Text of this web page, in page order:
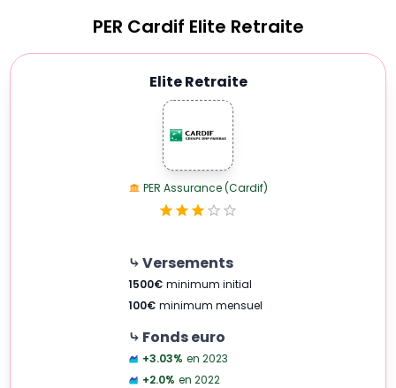
PER Cardif Elite Retraite
Elite Retraite
PER Assurance (Cardif)
⤷ Versements
1500€ minimum initial
100€ minimum mensuel
⤷ Fonds euro
+3.03% en 2023
+2.0% en 2022